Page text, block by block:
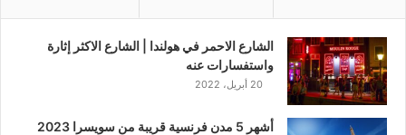
الشارع الاحمر في هولندا | الشارع الاكثر إثارة
واستفسارات عنه
20 أبريل، 2022
أشهر 5 مدن فرنسية قريبة من سويسرا 2023